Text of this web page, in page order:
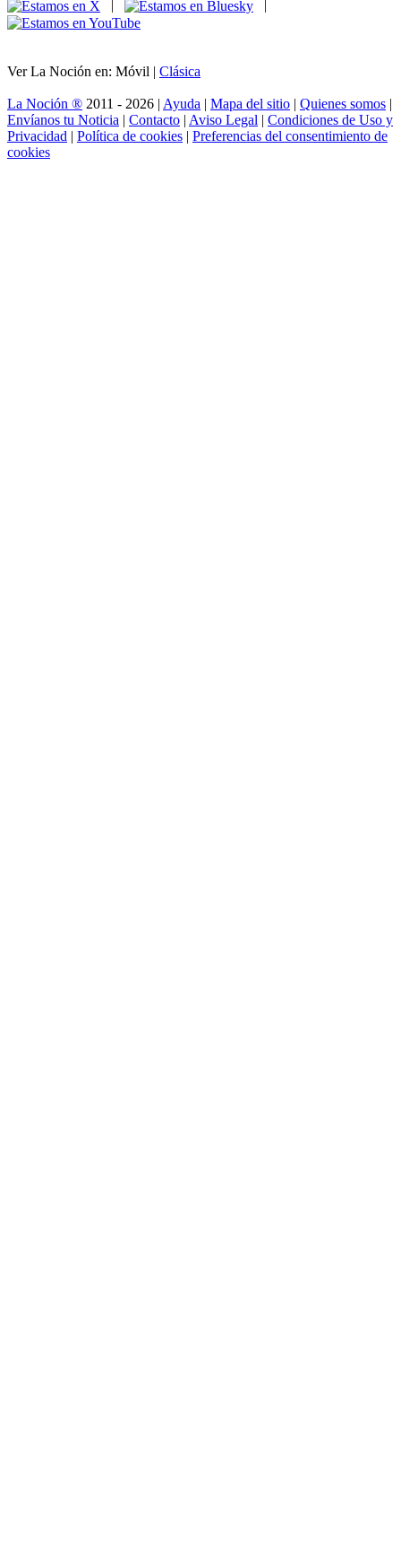
|
|
Ver La Noción en: Móvil | Clásica
La Noción ® 2011 - 2026 | Ayuda | Mapa del sitio | Quienes somos |
Envíanos tu Noticia | Contacto | Aviso Legal | Condiciones de Uso y
Privacidad | Política de cookies | Preferencias del consentimiento de
cookies